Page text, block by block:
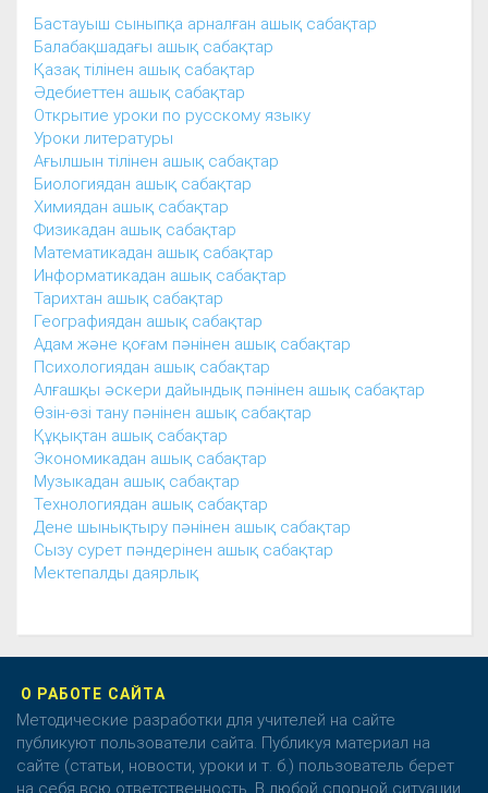
Бастауыш сыныпқа арналған ашық сабақтар
Балабақшадағы ашық сабақтар
Қазақ тілінен ашық сабақтар
Әдебиеттен ашық сабақтар
Открытие уроки по русскому языку
Уроки литературы
Ағылшын тілінен ашық сабақтар
Биологиядан ашық сабақтар
Химиядан ашық сабақтар
Физикадан ашық сабақтар
Математикадан ашық сабақтар
Информатикадан ашық сабақтар
Тарихтан ашық сабақтар
Географиядан ашық сабақтар
Адам және қоғам пәнінен ашық сабақтар
Психологиядан ашық сабақтар
Алғашқы әскери дайындық пәнінен ашық сабақтар
Өзін-өзі тану пәнінен ашық сабақтар
Құқықтан ашық сабақтар
Экономикадан ашық сабақтар
Музыкадан ашық сабақтар
Технологиядан ашық сабақтар
Дене шынықтыру пәнінен ашық сабақтар
Сызу сурет пәндерінен ашық сабақтар
Мектепалды даярлық
О РАБОТЕ САЙТА
Методические разработки для учителей на сайте
публикуют пользователи сайта. Публикуя материал на
сайте (статьи, новости, уроки и т. б.) пользователь берет
на себя всю ответственность. В любой спорной ситуации